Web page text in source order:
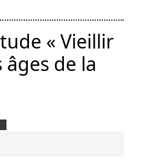
« Vieillir
de la